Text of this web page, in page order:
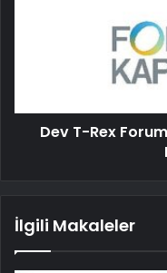
Dev T-Rex
İlgili Makaleler